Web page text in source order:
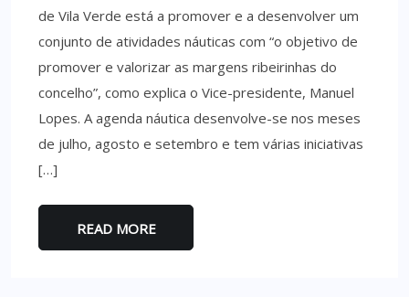
de Vila Verde está a promover e a desenvolver um
conjunto de atividades náuticas com “o objetivo de
promover e valorizar as margens ribeirinhas do
concelho”, como explica o Vice-presidente, Manuel
Lopes. A agenda náutica desenvolve-se nos meses
de julho, agosto e setembro e tem várias iniciativas
[…]
READ MORE